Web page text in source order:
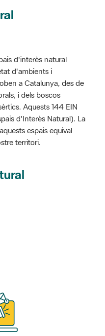
d'interès natural
d'ambients i
a Catalunya, des de
i dels boscos
Aquests 144 EIN
d'Interès Natural). La
espais equival
territori.
media es de 0 estrellas de